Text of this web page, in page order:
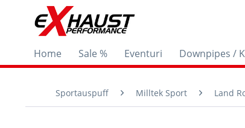
Home Sale % Eventuri Downpipes /
Sportauspuff Milltek Sport Land